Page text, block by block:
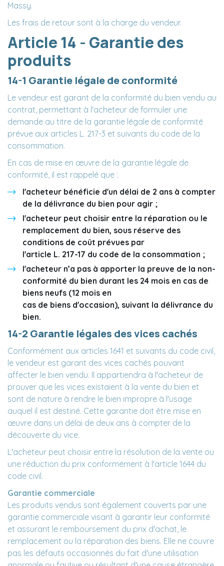
Massy.
Les frais de retour sont à la charge du vendeur.
Article 14 - Garantie des
produits
14-1 Garantie légale de conformité
Le vendeur est garant de la conformité du bien vendu au
contrat, permettant à l'acheteur de formuler une
demande au titre de la garantie légale de conformité
prévue aux articles L. 217-3 et suivants du code de la
consommation.
En cas de mise en œuvre de la garantie légale de
conformité, il est rappelé que :
l'acheteur bénéficie d'un délai de 2 ans à compter
de la délivrance du bien pour agir ;
l'acheteur peut choisir entre la réparation ou le
remplacement du bien, sous réserve des
conditions de coût prévues par
l'article L. 217-17 du code de la consommation ;
l'acheteur n’a pas à apporter la preuve de la non-
conformité du bien durant les 24 mois en cas de
biens neufs (12 mois en
cas de biens d'occasion), suivant la délivrance du
bien.
14-2 Garantie légales des vices cachés
Conformément aux articles 1641 et suivants du code civil,
le vendeur est garant des vices cachés pouvant
affecter le bien vendu. Il appartiendra à l'acheteur de
prouver que les vices existaient à la vente du bien et
sont de nature à rendre le bien impropre à l'usage
auquel il est destiné. Cette garantie doit être mise en
œuvre dans un délai de deux ans à compter de la
découverte du vice.
L'acheteur peut choisir entre la résolution de la vente ou
une réduction du prix conformément à l'article 1644 du
code civil.
Garantie commerciale
Les produits vendus sont également couverts par une
garantie commerciale visant à garantir leur conformité
et assurant le remboursement du prix d'achat, le
remplacement ou la réparation des biens. Elle ne couvre
pas les défauts occasionnés du fait d'une utilisation